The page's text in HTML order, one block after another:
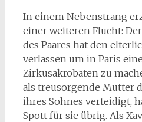
In einem Nebenstrang
einer weiteren Flucht:
des Paares hat den
verlassen um in Paris
Zirkusakrobaten zu
als treusorgende Mutter
ihres Sohnes verteidigt,
Spott für sie übrig. Als